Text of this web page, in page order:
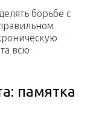
борьбе с
всю
памятка